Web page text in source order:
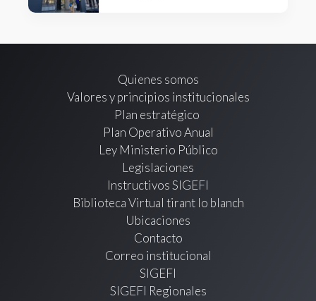
Quienes somos
Valores y principios institucionales
Plan estratégico
Plan Operativo Anual
Ley Ministerio Público
Legislaciones
Instructivos SIGEFI
Biblioteca Virtual tirant lo blanch
Ubicaciones
Contacto
Correo institucional
SIGEFI
SIGEFI Regionales